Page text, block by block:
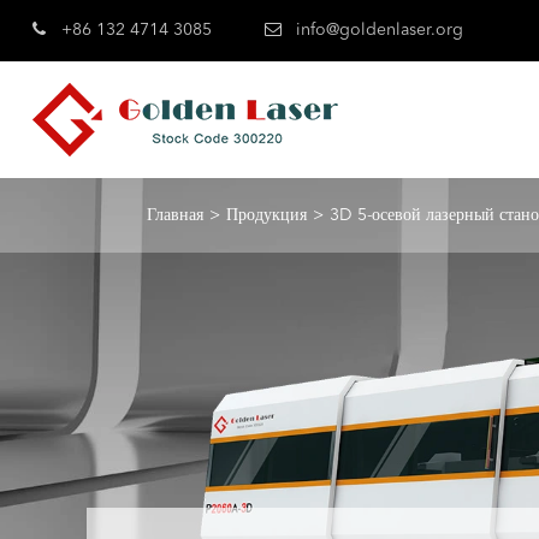
+86 132 4714 3085 info@goldenlaser.org
Главная Продукция 3D 5-осевой лазерный